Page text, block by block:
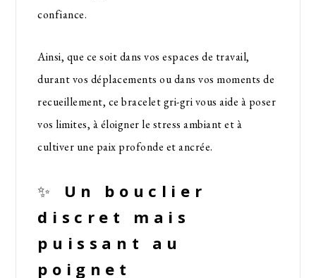
confiance.
Ainsi, que ce soit dans vos espaces de travail,
durant vos déplacements ou dans vos moments de
recueillement, ce bracelet gri-gri vous aide à poser
vos limites, à éloigner le stress ambiant et à
cultiver une paix profonde et ancrée.
✨ Un bouclier
discret mais
puissant au
poignet